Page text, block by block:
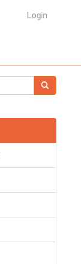
Login